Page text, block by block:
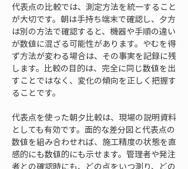
代表点の比較では、測定方法を統一すること
が大切です。朝は手持ち端末で確認し、夕方
は別の方法で確認すると、機器や手順の違い
が数値に混ざる可能性があります。やむを得
ず方法が変わる場合は、その事実を記録に残
します。比較の目的は、完全に同じ数値を出
すことではなく、変化の傾向を正しく把握す
ることです。
代表点を使った朝夕比較は、現場の説明資料
としても有効です。面的な差分図と代表点の
数値を組み合わせれば、施工精度の状態を直
感的にも数値的にも示せます。管理者や発注
者との確認時にも、どの点をいつ測り、どの